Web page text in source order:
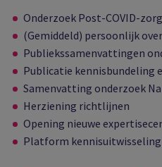
Onderzoek Post-COVID-
(Gemiddeld) persoonlijk
Publiekssamenvattingen
Publicatie kennisbundeling
Samenvatting onderzoek
Herziening richtlijnen
Opening nieuwe
Platform kennisuitwisseling